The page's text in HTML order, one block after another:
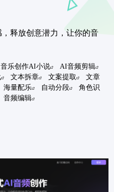
释放创意潜力，让你的音
乐创作AI小说
AI音频剪辑
文本拆章 文案提取
文章
海量配乐 自动分段
角色识
音频编辑